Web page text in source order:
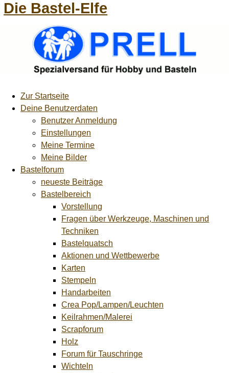
Die Bastel-Elfe
Zur Startseite
Deine Benutzerdaten
Benutzer Anmeldung
Einstellungen
Meine Termine
Meine Bilder
Bastelforum
neueste Beiträge
Bastelbereich
Vorstellung
Fragen über Werkzeuge, Maschinen und
Techniken
Bastelquatsch
Aktionen und Wettbewerbe
Karten
Stempeln
Handarbeiten
Crea Pop/Lampen/Leuchten
Keilrahmen/Malerei
Scrapforum
Holz
Forum für Tauschringe
Wichteln